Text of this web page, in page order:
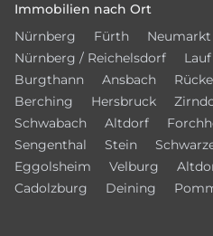
Immobilien nach Ort
Nürnberg
Fürth
Nürnberg / Reichelsdorf
Lauf
Burgthann
Ansbach
Berching
Hersbruck
Schwabach
Altdorf
Sengenthal
Stein
Eggolsheim
Velburg
Cadolzburg
Deining